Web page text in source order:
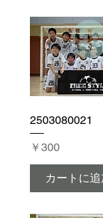
2503080021
価格
￥300
カートに